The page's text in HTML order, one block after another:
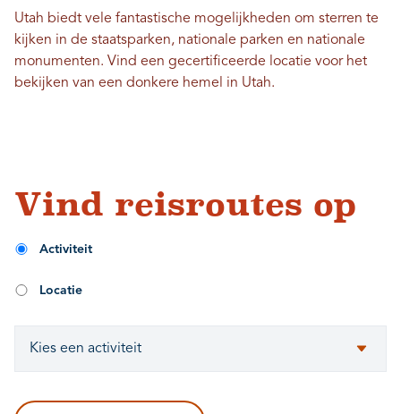
Utah biedt vele fantastische mogelijkheden om sterren te
kijken in de staatsparken, nationale parken en nationale
monumenten. Vind een gecertificeerde locatie voor het
bekijken van een donkere hemel in Utah.
Vind reisroutes op
Activiteit
Locatie